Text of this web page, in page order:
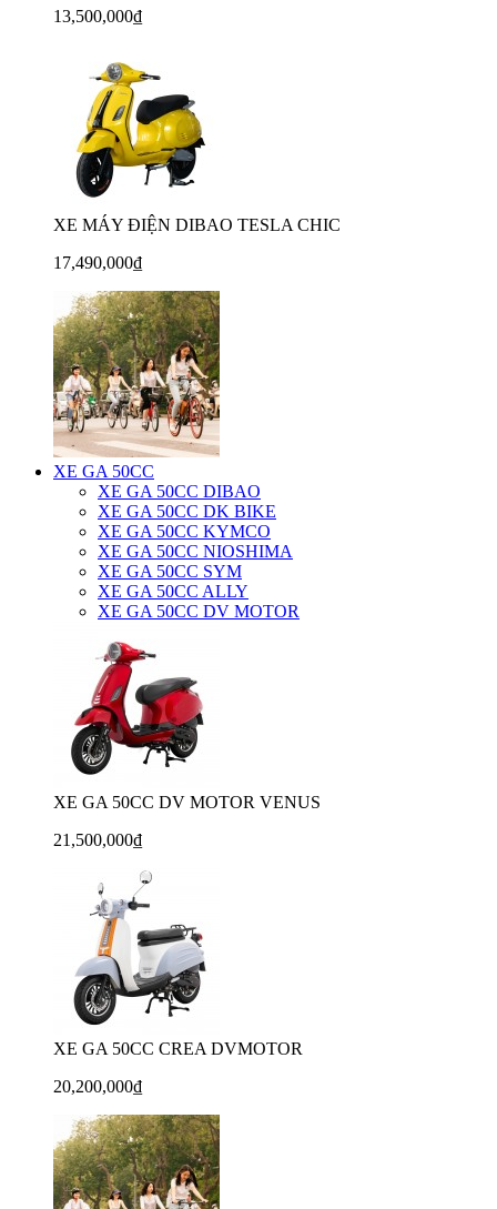
13,500,000₫
XE MÁY ĐIỆN DIBAO TESLA CHIC
17,490,000₫
XE GA 50CC
XE GA 50CC DIBAO
XE GA 50CC DK BIKE
XE GA 50CC KYMCO
XE GA 50CC NIOSHIMA
XE GA 50CC SYM
XE GA 50CC ALLY
XE GA 50CC DV MOTOR
XE GA 50CC DV MOTOR VENUS
21,500,000₫
XE GA 50CC CREA DVMOTOR
20,200,000₫